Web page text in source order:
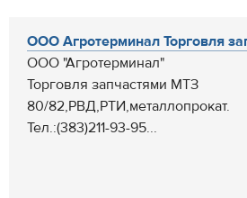
ООО Агротерминал Торговля
ООО "Агротерминал"
Торговля запчастями МТЗ
80/82,РВД,РТИ,металлопрокат.
Тел.:(383)211-93-95...